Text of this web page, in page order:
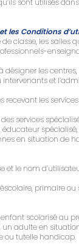
sont utilisés
les Conditions
classe, les
les
et
les
services
en situation
et le nom
primaire
scolarisé
un adulte en
ou tutelle handicap.